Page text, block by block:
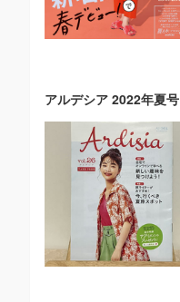
アルデシア 2022年夏号